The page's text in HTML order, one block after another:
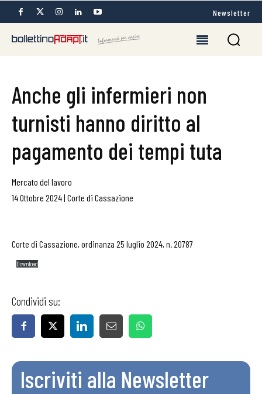
Newsletter
Anche gli infermieri non
turnisti hanno diritto al
pagamento dei tempi tuta
Mercato del lavoro
14 Ottobre 2024| Corte di Cassazione
Corte di Cassazione, ordinanza 25 luglio 2024, n. 20787
Download
Condividi su:
Iscriviti alla Newsletter